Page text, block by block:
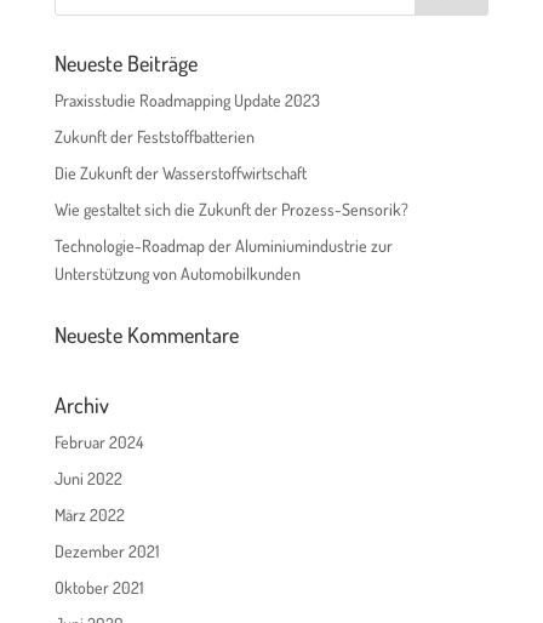
Neueste Beiträge
Praxisstudie Roadmapping Update 2023
Zukunft der Feststoffbatterien
Die Zukunft der Wasserstoffwirtschaft
Wie gestaltet sich die Zukunft der Prozess-Sensorik?
Technologie-Roadmap der Aluminiumindustrie zur
Unterstützung von Automobilkunden
Neueste Kommentare
Archiv
Februar 2024
Juni 2022
März 2022
Dezember 2021
Oktober 2021